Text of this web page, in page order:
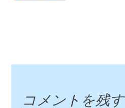
コメントを残す